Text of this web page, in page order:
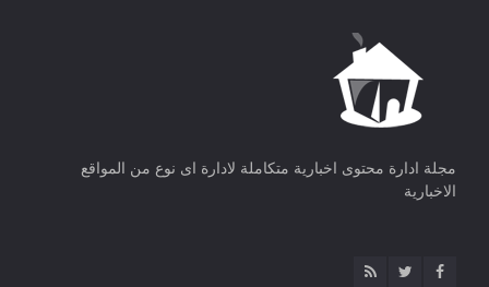
مجلة ادارة محتوى اخبارية متكاملة لادارة اى نوع من المواقع
الاخبارية